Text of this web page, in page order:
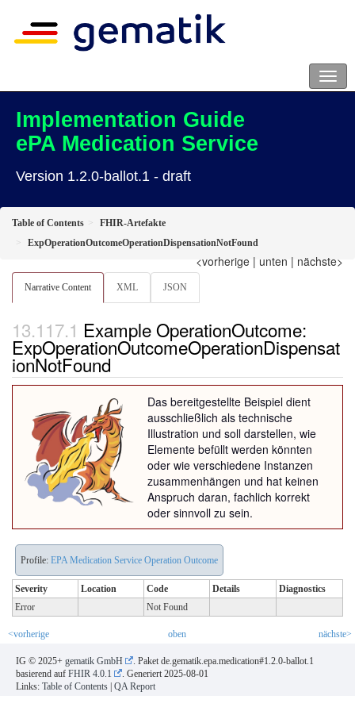
Implementation Guide
ePA Medication Service
Version 1.2.0-ballot.1 - draft
Table of Contents
FHIR-Artefakte
ExpOperationOutcomeOperationDispensationNotFound
<vorherige | unten | nächste>
Narrative Content XML JSON
Example OperationOutcome:
ExpOperationOutcomeOperationDispensat
ionNotFound
Das bereitgestellte Beispiel dient
ausschließlich als technische
Illustration und soll darstellen, wie
Elemente befüllt werden könnten
oder wie verschiedene Instanzen
zusammenhängen und hat keinen
Anspruch daran, fachlich korrekt
oder sinnvoll zu sein.
Profile: EPA Medication Service Operation Outcome
Severity Location Code Details
Diagnostics
Error
Not Found
<vorherige oben nächste>
IG © 2025+ gematik GmbH
. Paket de.gematik.epa.medication#1.2.0-ballot.1
basierend auf FHIR 4.0.1 . Generiert 2025-08-01
Links: Table of Contents | QA Report